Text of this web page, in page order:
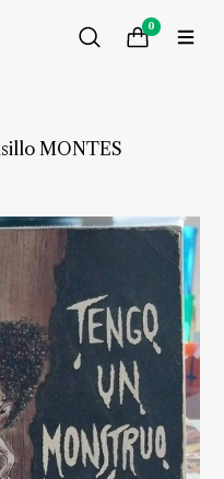
0
MONTES